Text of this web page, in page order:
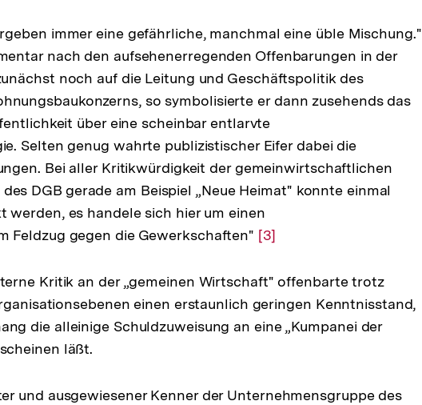
immer eine gefährliche, manchmal eine üble Mischung."
nach den aufsehenerregenden Offenbarungen in der
noch auf die Leitung und Geschäftspolitik des
so symbolisierte er dann zusehends das
über eine scheinbar entlarvte
Selten genug wahrte publizistischer Eifer dabei die
Bei aller Kritikwürdigkeit der gemeinwirtschaftlichen
DGB gerade am Beispiel „Neue Heimat" konnte einmal
werden, es handele sich hier um einen
Feldzug gegen die Gewerkschaften" Zur
der
Fußnote
[3]
Kritik an der „gemeinen Wirtschaft" offenbarte trotz
einen erstaunlich geringen Kenntnisstand,
die alleinige Schuldzuweisung an eine „Kumpanei der
läßt.
und ausgewiesener Kenner der Unternehmensgruppe des